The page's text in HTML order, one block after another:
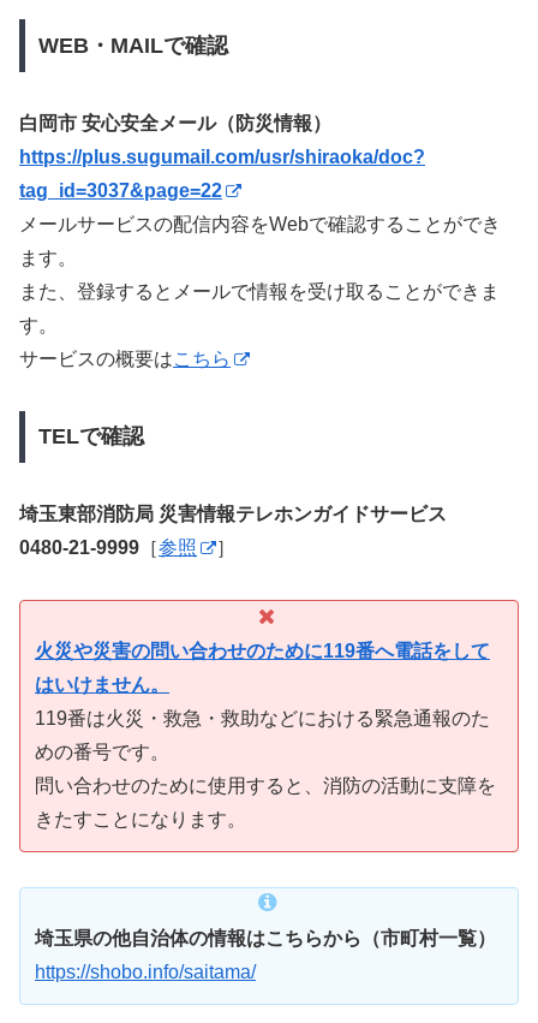
WEB・MAILで確認
白岡市 安心安全メール（防災情報）
https://plus.sugumail.com/usr/shiraoka/doc?
tag_id=3037&page=22
メールサービスの配信内容をWebで確認することができ
ます。
また、登録するとメールで情報を受け取ることができま
す。
サービスの概要はこちら
TELで確認
埼玉東部消防局 災害情報テレホンガイドサービス
0480-21-9999 ［参照 ］
火災や災害の問い合わせのために119番へ電話をして
はいけません。
119番は火災・救急・救助などにおける緊急通報のた
めの番号です。
問い合わせのために使用すると、消防の活動に支障を
きたすことになります。
埼玉県の他自治体の情報はこちらから（市町村一覧）
https://shobo.info/saitama/